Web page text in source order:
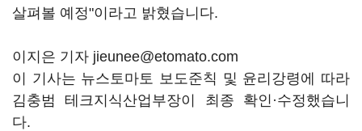
살펴볼 예정"이라고 밝혔습니다.
이지은 기자 jieunee@etomato.com
이 기사는 뉴스토마토 보도준칙 및 윤리강령에 따라
김충범 테크지식산업부장이 최종 확인·수정했습니
다.